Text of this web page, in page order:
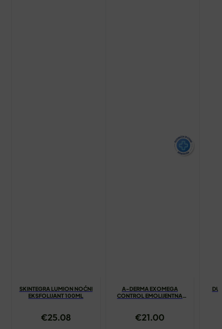
SKINTEGRA LUMION NOĆNI
EKSFOLIJANT 100ML
€25.08
A-DERMA EXOMEGA
CONTROL EMOLIJENTNA
€21.00